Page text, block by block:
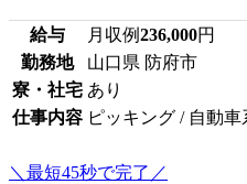
給与 月収例236,000円
勤務地
山口県 防府市
寮・社宅 あり
仕事内容 ピッキング / 自動車
＼最短45秒で完了／